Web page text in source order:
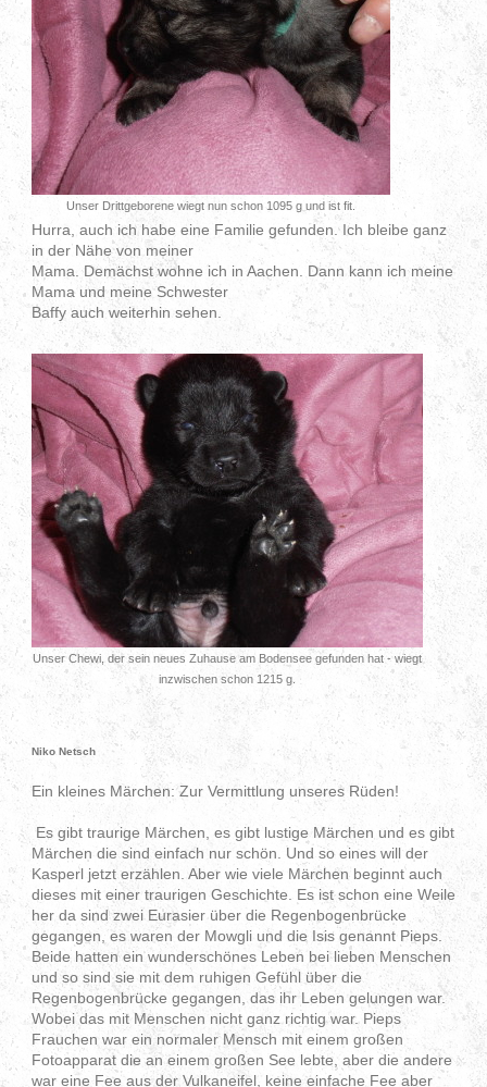
Unser Drittgeborene wiegt nun schon 1095 g und ist fit.
Hurra, auch ich habe eine Familie gefunden. Ich bleibe ganz
in der Nähe von meiner
Mama. Demächst wohne ich in Aachen. Dann kann ich meine
Mama und meine Schwester
Baffy auch weiterhin sehen.
Unser Chewi, der sein neues Zuhause am Bodensee gefunden hat - wiegt
inzwischen schon 1215 g.
Niko Netsch
Ein kleines Märchen: Zur Vermittlung unseres Rüden!
Es gibt traurige Märchen, es gibt lustige Märchen und es gibt
Märchen die sind einfach nur schön. Und so eines will der
Kasperl jetzt erzählen. Aber wie viele Märchen beginnt auch
dieses mit einer traurigen Geschichte. Es ist schon eine Weile
her da sind zwei Eurasier über die Regenbogenbrücke
gegangen, es waren der Mowgli und die Isis genannt Pieps.
Beide hatten ein wunderschönes Leben bei lieben Menschen
und so sind sie mit dem ruhigen Gefühl über die
Regenbogenbrücke gegangen, das ihr Leben gelungen war.
Wobei das mit Menschen nicht ganz richtig war. Pieps
Frauchen war ein normaler Mensch mit einem großen
Fotoapparat die an einem großen See lebte, aber die andere
war eine Fee aus der Vulkaneifel, keine einfache Fee aber